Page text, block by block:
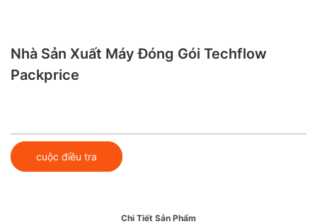
Nhà Sản Xuất Máy Đóng Gói Techflow
Packprice
cuộc điều tra
Chi Tiết Sản Phẩm